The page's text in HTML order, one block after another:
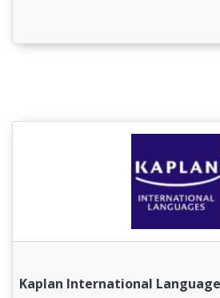
Kaplan International